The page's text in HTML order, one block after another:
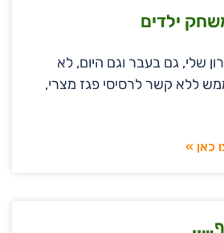
ילדים
שלי, גם בעבר וגם היום, לא
ללא קשר לרסיסי פגז מצרי,
כאן »